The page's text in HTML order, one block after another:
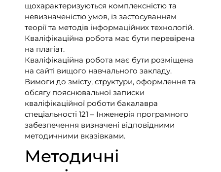
щохарактеризуються комплексністю та
невизначеністю умов, із застосуванням
теорії та методів інформаційних технологій.
Кваліфікаційна робота має бути перевірена
на плагіат.
Кваліфікаційна робота має бути розміщена
на сайті вищого навчального закладу.
Вимоги до змісту, структури, оформлення та
обсягу пояснювальної записки
кваліфікаційної роботи бакалавра
спеціальності 121 – Інженерія програмного
забезпечення визначені відповідними
методичними вказівками.
Методичні